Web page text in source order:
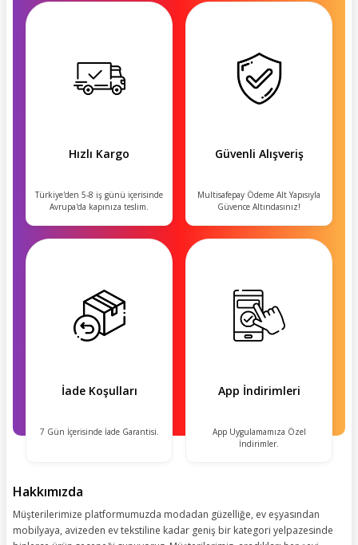
Hızlı Kargo
Türkiye'den 5-8 iş günü içerisinde
Avrupa'da kapınıza teslim.
Güvenli Alışveriş
Multisafepay Ödeme Alt Yapısıyla
Güvence Altındasınız!
İade Koşulları
7 Gün İçerisinde İade Garantisi.
App İndirimleri
App Uygulamamıza Özel
İndirimler.
Hakkımızda
Müşterilerimize platformumuzda modadan güzelliğe, ev eşyasından
mobilyaya, avizeden ev tekstiline kadar geniş bir kategori yelpazesinde